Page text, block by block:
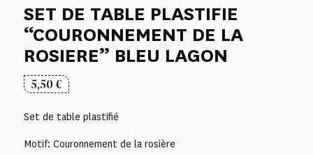
SET DE TABLE PLASTIFIE
“COURONNEMENT DE LA
ROSIERE” BLEU LAGON
5,50€
Set de table plastifié
Motif: Couronnement de la rosière